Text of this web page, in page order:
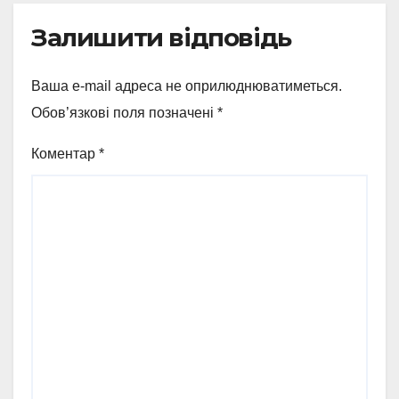
Залишити відповідь
Ваша e-mail адреса не оприлюднюватиметься.
Обов’язкові поля позначені *
Коментар *